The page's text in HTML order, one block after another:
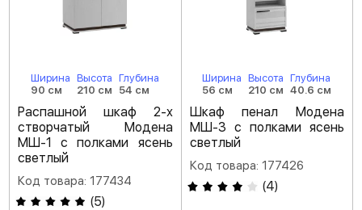
Ширина
90 см
Высота
210 см
Глубина
54 см
Распашной шкаф 2-х
створчатый Модена
МШ-1 с полками ясень
светлый
Код товара: 177434
(5)
Ширина
56 см
Высота
210 см
Глубина
40.6 см
Шкаф пенал Модена
МШ-3 с полками ясень
светлый
Код товара: 177426
(4)